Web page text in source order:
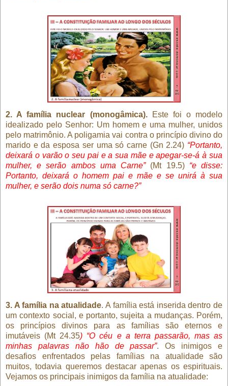
2. A família nuclear (monogâmica).Este foi o modelo
idealizado pelo Senhor: Um homem e uma mulher, unidos
pelo matrimônio. A poligamia vai contra o princípio divino do
marido e da esposa ser uma só carne (Gn 2.24) “Portanto,
deixará o varão o seu pai e a sua mãe e apegar-se-á à sua
mulher, e serão ambos uma Carne” (Mt 19.5) “e disse:
Portanto, deixará o homem pai e mãe e se unirá à sua
mulher, e serão dois numa só carne?”
3. A família na atualidade. A família está inserida dentro de
um contexto social, e portanto, sujeita a mudanças. Porém,
os princípios divinos para as famílias são eternos e
imutáveis (Mt 24.35) “O céu e a terra passarão, mas as
minhas palavras não hão de passar”. Os inimigos e
desafios enfrentados pelas famílias na atualidade são
muitos, todavia queremos destacar apenas os espirituais.
Vejamos os principais inimigos da família na atualidade: